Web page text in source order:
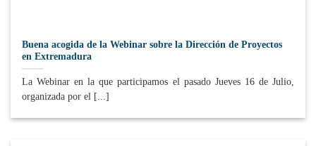
Buena acogida de la Webinar sobre la Dirección de Proyectos
en Extremadura
La Webinar en la que participamos el pasado Jueves 16 de Julio,
organizada por el [...]